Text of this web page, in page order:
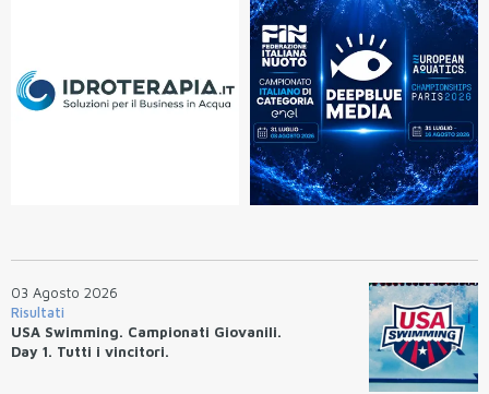
03 Agosto 2026
Risultati
USA Swimming. Campionati Giovanili.
Day 1. Tutti i vincitori.